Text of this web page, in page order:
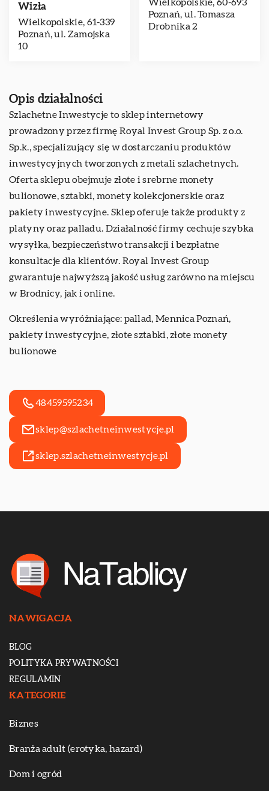
Wizła
Wielkopolskie, 61-339
Poznań, ul. Zamojska
10
Wielkopolskie, 60-693
Poznań, ul. Tomasza
Drobnika 2
Opis działalności
Szlachetne Inwestycje to sklep internetowy
prowadzony przez firmę Royal Invest Group Sp. z o.o.
Sp.k., specjalizujący się w dostarczaniu produktów
inwestycyjnych tworzonych z metali szlachetnych.
Oferta sklepu obejmuje złote i srebrne monety
bulionowe, sztabki, monety kolekcjonerskie oraz
pakiety inwestycyjne. Sklep oferuje także produkty z
platyny oraz palladu. Działalność firmy cechuje szybka
wysyłka, bezpieczeństwo transakcji i bezpłatne
konsultacje dla klientów. Royal Invest Group
gwarantuje najwyższą jakość usług zarówno na miejscu
w Brodnicy, jak i online.
Określenia wyróżniające: pallad, Mennica Poznań,
pakiety inwestycyjne, złote sztabki, złote monety
bulionowe
48459595234
sklep@szlachetneinwestycje.pl
sklep.szlachetneinwestycje.pl
NAWIGACJA
BLOG
POLITYKA PRYWATNOŚCI
REGULAMIN
KATEGORIE
Biznes
Branża adult (erotyka, hazard)
Dom i ogród